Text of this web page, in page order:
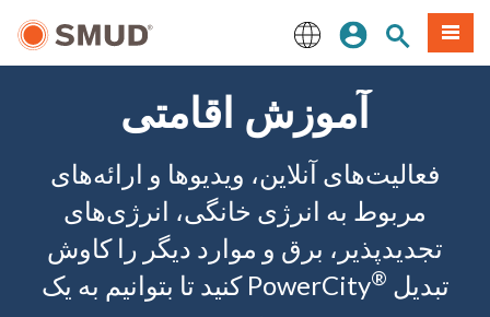
English
ورودسایتمنو
آموزش اقامتی
فعالیت‌های آنلاین، ویدیوها و ارائه‌های
مربوط به انرژی خانگی، انرژی‌های
تجدیدپذیر، برق و موارد دیگر را کاوش
کنید تا بتوانیم به یک PowerCity®